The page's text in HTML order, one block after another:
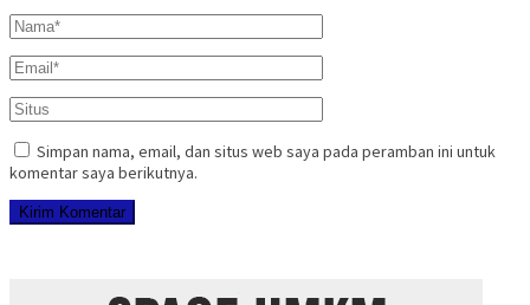
Simpan nama, email, dan situs web saya pada peramban ini untuk
komentar saya berikutnya.